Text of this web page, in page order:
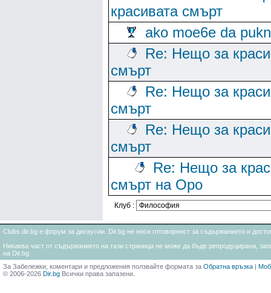
красивата смърт
ako moe6e da
Re: Нещо за
смърт
Re: Нещо за
смърт
Re: Нещо за
смърт
Re: Нещо за
смърт на Оро
Клуб :
Clubs.dir.bg е форум за дискусии. Dir.bg не носи отговорност за съдържанието и
Никаква част от съдържанието на тази страница не може да бъде репродуцирана,
на Dir.bg
За Забележки, коментари и предложения ползвайте формата за Обратна връзка |
© 2006-2026 Dir.bg Всички права запазени.